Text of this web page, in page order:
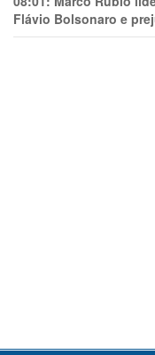
Flávio Bolsonaro e